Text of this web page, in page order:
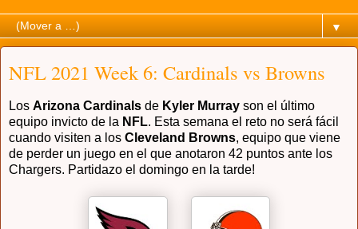
▼
NFL 2021 Week 6: Cardinals vs Browns
Los Arizona Cardinals de Kyler Murray son el último
equipo invicto de la NFL. Esta semana el reto no será fácil
cuando visiten a los Cleveland Browns, equipo que viene
de perder un juego en el que anotaron 42 puntos ante los
Chargers. Partidazo el domingo en la tarde!